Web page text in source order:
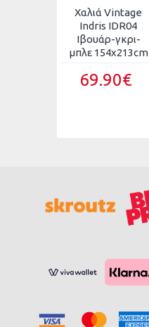
Χαλιά Vintage
Indris IDR04
Ιβουάρ-γκρι-
μπλε 154x213cm
69.90€